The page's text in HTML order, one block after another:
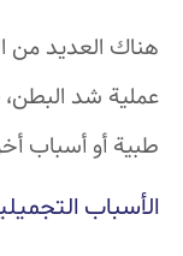
هناك العديد من
عملية شد
طبية أو أسباب
الأسباب